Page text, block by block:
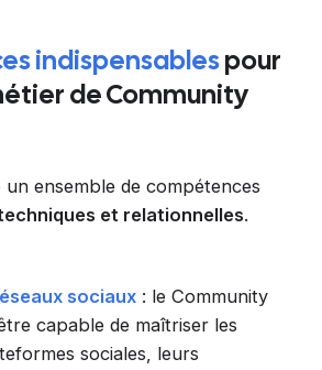
indispensablespour
de Community
ensemble de compétences
et relationnelles.
sociaux : le Community
capable de maîtriser les
sociales, leurs